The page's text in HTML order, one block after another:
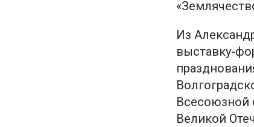
Из
выставку-
Всесоюзной
Великой